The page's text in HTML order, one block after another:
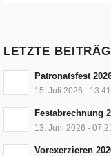
LETZTE
Patronatsfest
15. Juli 2026 - 13:41
Festabrechnung
13. Juni 2026 - 07:21
Vorexerzieren